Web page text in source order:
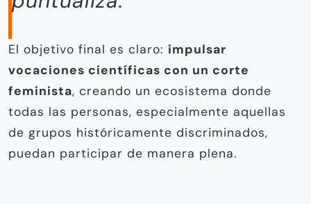
El objetivo final es claro: impulsar
vocaciones científicas con un corte
feminista, creando un ecosistema donde
todas las personas, especialmente aquellas
de grupos históricamente discriminados,
puedan participar de manera plena.